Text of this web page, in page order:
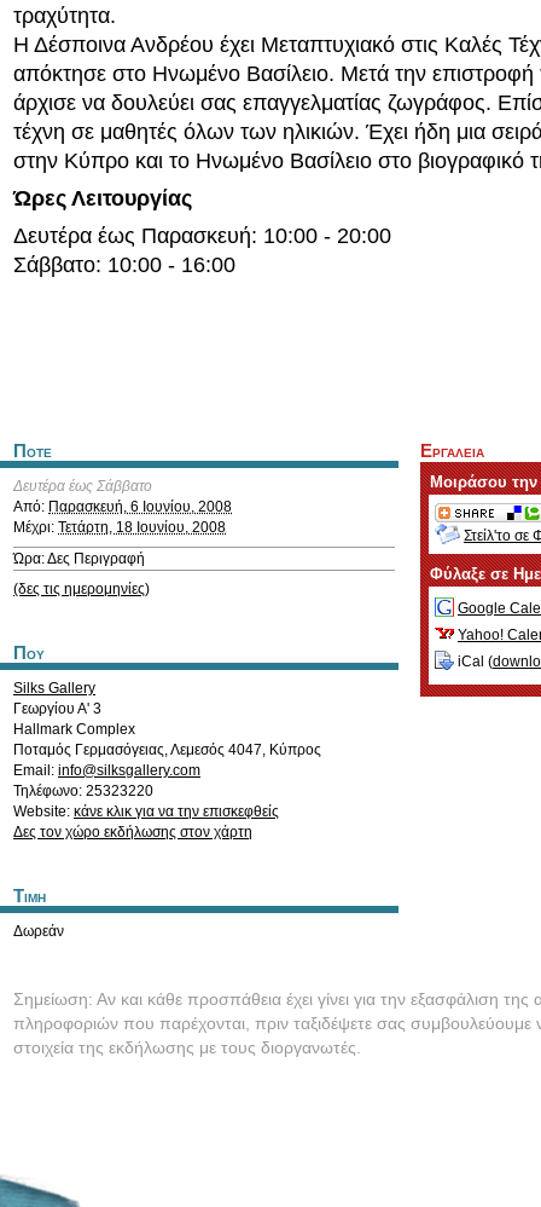
τραχύτητα.
Η Δέσποινα Ανδρέου έχει Μεταπτυχιακό στις Καλές
απόκτησε στο Ηνωμένο Βασίλειο. Μετά την
άρχισε να δουλεύει σας επαγγελματίας ζωγράφος.
τέχνη σε μαθητές όλων των ηλικιών. Έχει ήδη μια
στην Κύπρο και το Ηνωμένο Βασίλειο στο βιογραφικό
Ώρες Λειτουργίας
Δευτέρα έως Παρασκευή: 10:00 - 20:00
Σάββατο: 10:00 - 16:00
Ποτε
Δευτέρα έως Σάββατο
Από: Παρασκευή, 6 Ιουνίου, 2008
Μέχρι: Τετάρτη, 18 Ιουνίου, 2008
Ώρα: Δες Περιγραφή
(δες τις ημερομηνίες)
Που
Silks Gallery
Γεωργίου Α' 3
Hallmark Complex
Ποταμός Γερμασόγειας,Λεμεσός 4047, Κύπρος
Email: info@silksgallery.com
Τηλέφωνο: 25323220
Website: κάνε κλικ για να την επισκεφθείς
Δες τον χώρο εκδήλωσης στον χάρτη
Τιμη
Δωρεάν
Εργαλεια
Μοιράσου
Στείλ'το σε
Φύλαξε σε
Google
Yahoo!
iCal (
Σημείωση: Αν και κάθε προσπάθεια έχει γίνει για την εξασφάλιση της
πληροφοριών που παρέχονται, πριν ταξιδέψετε σας συμβουλεύουμε
στοιχεία της εκδήλωσης με τους διοργανωτές.